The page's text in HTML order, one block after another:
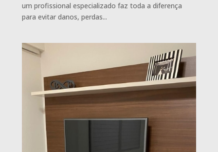
um profissional especializado faz toda a diferença
para evitar danos, perdas...